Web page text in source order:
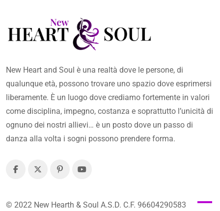
New Heart and Soul è una realtà dove le persone, di
qualunque età, possono trovare uno spazio dove esprimersi
liberamente. È un luogo dove crediamo fortemente in valori
come disciplina, impegno, costanza e soprattutto l’unicità di
ognuno dei nostri allievi… è un posto dove un passo di
danza alla volta i sogni possono prendere forma.
© 2022 New Hearth & Soul A.S.D. C.F. 96604290583